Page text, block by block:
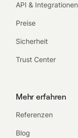
API & Integrationen
Preise
Sicherheit
Trust Center
Mehr erfahren
Referenzen
Blog